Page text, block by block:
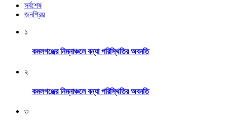
সর্বশেষ
জনপ্রিয়
১
কমলগঞ্জের নিম্নাঞ্চলে বন্যা পরিস্থিতির অবনতি
২
কমলগঞ্জের নিম্নাঞ্চলে বন্যা পরিস্থিতির অবনতি
৩